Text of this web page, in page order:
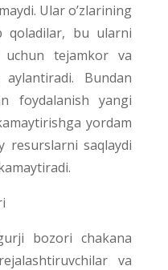
Ular o’zlarining
qoladilar, bu ularni
uchun tejamkor va
Bundan
foydalanish yangi
yordam
resurslarni saqlaydi
bozori chakana
va